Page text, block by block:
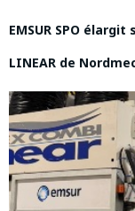
EMSUR SPO
LINEAR de